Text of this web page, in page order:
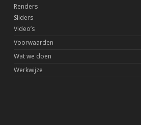
Renders
Sliders
Video’s
Voorwaarden
Wat we doen
Werkwijze